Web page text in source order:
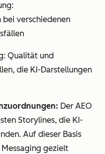
verschiedenen
Qualität und
die KI-Darstellungen
Der AEO
Storylines, die KI-
Auf dieser Basis
gezielt